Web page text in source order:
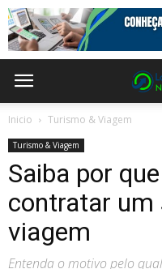
Inicio Turismo & Viagem
Turismo & Viagem
Saiba por
contratar um
viagem
Entenda o motivo pelo